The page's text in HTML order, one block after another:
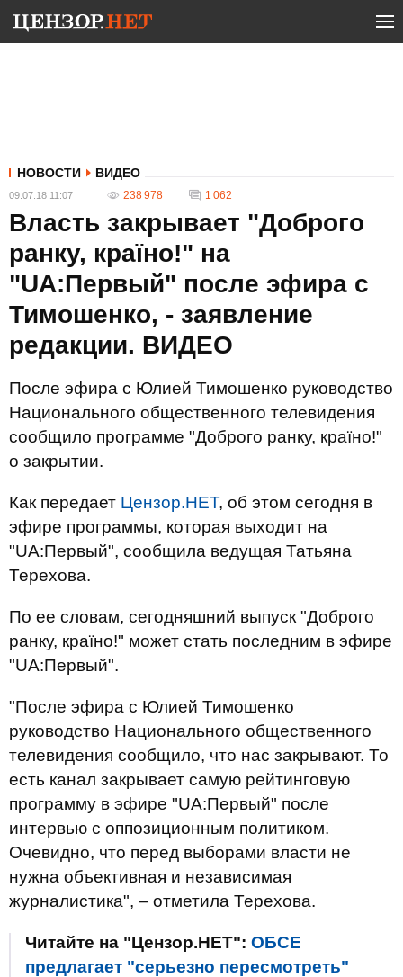
НОВОСТИ ВИДЕО
09.07.18 11:07 238 978 1 062
Власть закрывает "Доброго
ранку, країно!" на
"UA:Первый" после эфира с
Тимошенко, - заявление
редакции. ВИДЕО
После эфира с Юлией Тимошенко руководство
Национального общественного телевидения
сообщило программе "Доброго ранку, країно!"
о закрытии.
Как передает Цензор.НЕТ, об этом сегодня в
эфире программы, которая выходит на
"UA:Первый", сообщила ведущая Татьяна
Терехова.
По ее словам, сегодняшний выпуск "Доброго
ранку, країно!" может стать последним в эфире
"UA:Первый".
"После эфира с Юлией Тимошенко
руководство Национального общественного
телевидения сообщило, что нас закрывают. То
есть канал закрывает самую рейтинговую
программу в эфире "UA:Первый" после
интервью с оппозиционным политиком.
Очевидно, что перед выборами власти не
нужна объективная и независимая
журналистика", – отметила Терехова.
Читайте на "Цензор.НЕТ": ОБСЕ
предлагает "серьезно пересмотреть"